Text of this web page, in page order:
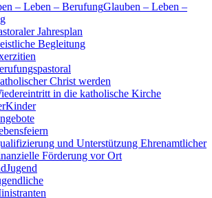
Glauben – Leben –
Jahresplan
Begleitung
Christ werden
in die katholische Kirche
Kinder
und Unterstützung Ehrenamtlicher
Förderung vor Ort
Jugend